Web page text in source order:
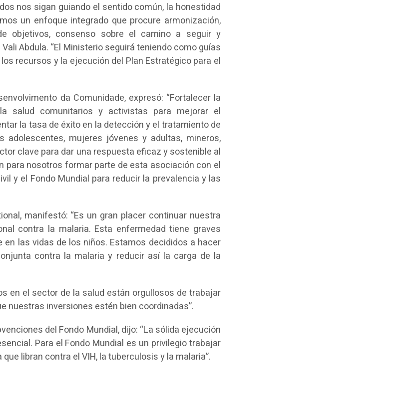
nos sigan guiando el sentido común, la honestidad
un enfoque integrado que procure armonización,
objetivos, consenso sobre el camino a seguir y
Abdula. “El Ministerio seguirá teniendo como guías
recursos y la ejecución del Plan Estratégico para el
da Comunidade, expresó: “Fortalecer la
salud comunitarios y activistas para mejorar el
la tasa de éxito en la detección y el tratamiento de
mujeres jóvenes y adultas, mineros,
clave para dar una respuesta eficaz y sostenible al
para nosotros formar parte de esta asociación con el
y el Fondo Mundial para reducir la prevalencia y las
manifestó: “Es un gran placer continuar nuestra
contra la malaria. Esta enfermedad tiene graves
las vidas de los niños. Estamos decididos a hacer
contra la malaria y reducir así la carga de la
en el sector de la salud están orgullosos de trabajar
nuestras inversiones estén bien coordinadas”.
del Fondo Mundial, dijo: “La sólida ejecución
Para el Fondo Mundial es un privilegio trabajar
libran contra el VIH, la tuberculosis y la malaria”.